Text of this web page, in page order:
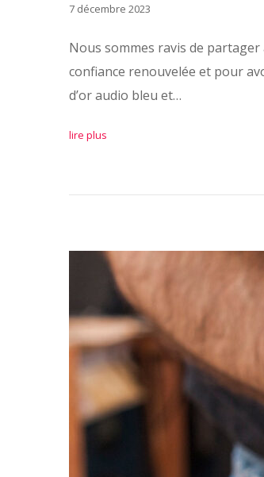
7 décembre 2023
Nous sommes ravis de
confiance renouvelée et pour
d’or audio bleu et…
lire plus